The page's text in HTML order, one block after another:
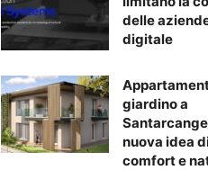
delle
digitale
giardino a
nuova idea
comfort e